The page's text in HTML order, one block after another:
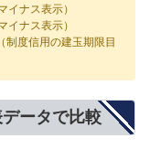
イナス表示）
イナス表示）
制度信用の建玉期限目
ータで比較